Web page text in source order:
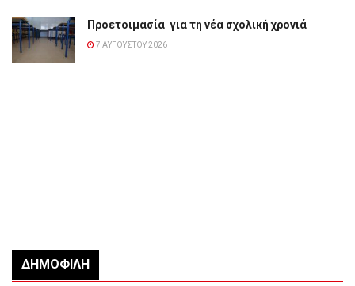
Προετοιμασία για τη νέα σχολική χρονιά
7 ΑΥΓΟΎΣΤΟΥ 2026
ΔΗΜΟΦΙΛΉ